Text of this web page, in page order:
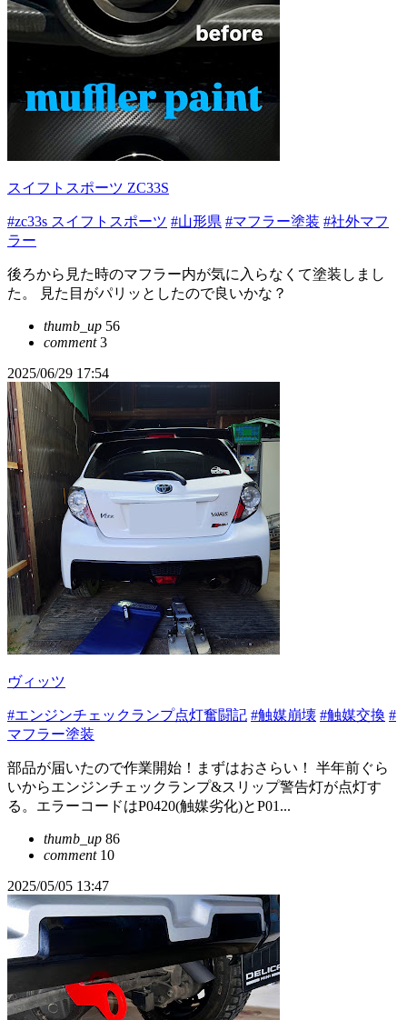
スイフトスポーツ ZC33S
#zc33s スイフトスポーツ #山形県 #マフラー塗装 #社外マフ
ラー
後ろから見た時のマフラー内が気に入らなくて塗装しまし
た。 見た目がパリッとしたので良いかな？
thumb_up 56
comment3
2025/06/29 17:54
ヴィッツ
#エンジンチェックランプ点灯奮闘記 #触媒崩壊 #触媒交換 #
マフラー塗装
部品が届いたので作業開始！まずはおさらい！ 半年前ぐら
いからエンジンチェックランプ&スリップ警告灯が点灯す
る。エラーコードはP0420(触媒劣化)とP01...
thumb_up 86
comment10
2025/05/05 13:47